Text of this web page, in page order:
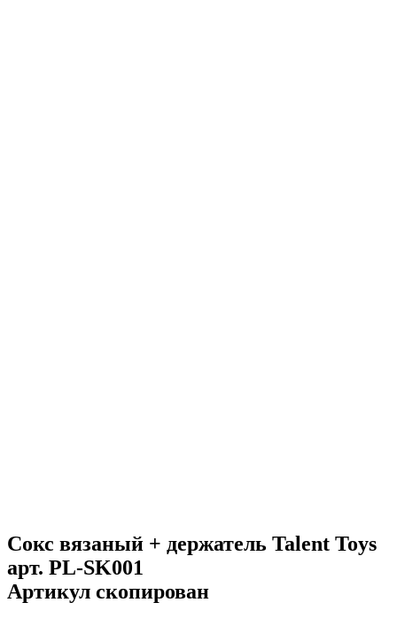
Сокс вязаный + держатель Talent Toys
арт. PL-SK001
Артикул скопирован